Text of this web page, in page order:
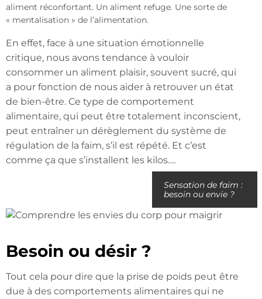
aliment réconfortant. Un aliment refuge. Une sorte de
« mentalisation » de l’alimentation.
En effet, face à une situation émotionnelle
critique, nous avons tendance à vouloir
consommer un aliment plaisir, souvent sucré, qui
a pour fonction de nous aider à retrouver un état
de bien-être. Ce type de comportement
alimentaire, qui peut être totalement inconscient,
peut entraîner un dérèglement du système de
régulation de la faim, s’il est répété. Et c’est
comme ça que s’installent les kilos….
Sensation de faim :
besoin ou envie ?
Besoin ou désir ?
Tout cela pour dire que la prise de poids peut être
due à des comportements alimentaires qui ne